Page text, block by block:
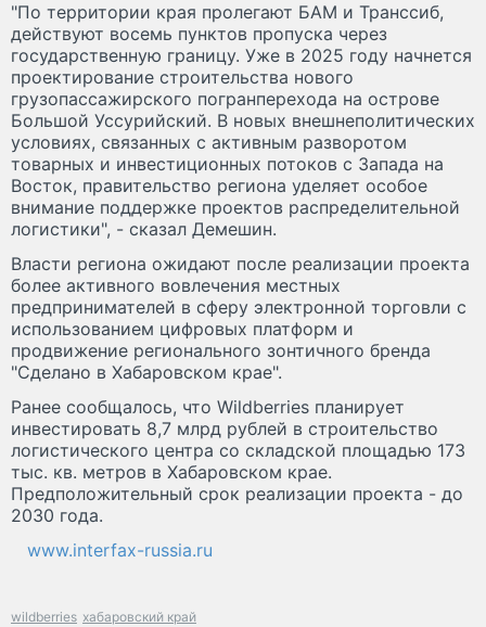
"По территории края пролегают БАМ и Транссиб,
действуют восемь пунктов пропуска через
государственную границу. Уже в 2025 году начнется
проектирование строительства нового
грузопассажирского погранперехода на острове
Большой Уссурийский. В новых внешнеполитических
условиях, связанных с активным разворотом
товарных и инвестиционных потоков с Запада на
Восток, правительство региона уделяет особое
внимание поддержке проектов распределительной
логистики", - сказал Демешин.
Власти региона ожидают после реализации проекта
более активного вовлечения местных
предпринимателей в сферу электронной торговли с
использованием цифровых платформ и
продвижение регионального зонтичного бренда
"Сделано в Хабаровском крае".
Ранее сообщалось, что Wildberries планирует
инвестировать 8,7 млрд рублей в строительство
логистического центра со складской площадью 173
тыс. кв. метров в Хабаровском крае.
Предположительный срок реализации проекта - до
2030 года.
www.interfax-russia.ru
wildberries хабаровский край